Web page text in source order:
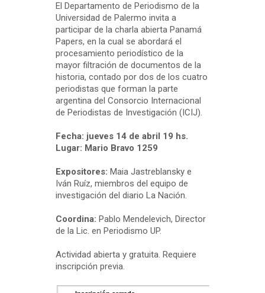
El Departamento de Periodismo de la
Universidad de Palermo invita a
participar de la charla abierta Panamá
Papers, en la cual se abordará el
procesamiento periodístico de la
mayor filtración de documentos de la
historia, contado por dos de los cuatro
periodistas que forman la parte
argentina del Consorcio Internacional
de Periodistas de Investigación (ICIJ).
Fecha: jueves 14 de abril 19 hs.
Lugar: Mario Bravo 1259
Expositores: Maia Jastreblansky e
Iván Ruíz, miembros del equipo de
investigación del diario La Nación.
Coordina: Pablo Mendelevich, Director
de la Lic. en Periodismo UP.
Actividad abierta y gratuita. Requiere
inscripción previa.